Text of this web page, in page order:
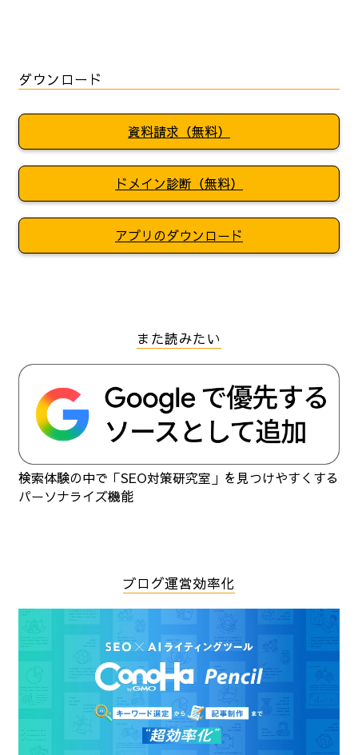
ダウンロード
資料請求（無料）
ドメイン診断（無料）
アプリのダウンロード
また読みたい
検索体験の中で「SEO対策研究室」を見つけやすくする
パーソナライズ機能
ブログ運営効率化